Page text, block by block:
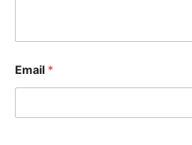
Email *